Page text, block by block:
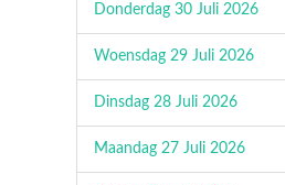
Donderdag 30 Juli 2026
Woensdag 29 Juli 2026
Dinsdag 28 Juli 2026
Maandag 27 Juli 2026